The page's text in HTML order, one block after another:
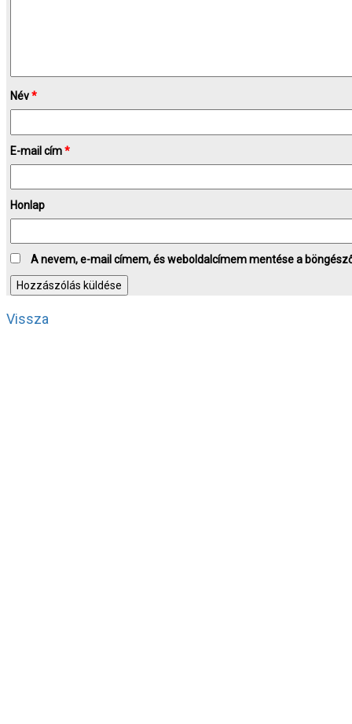
Név*
E-mail cím*
Honlap
A nevem, e-mail címem, és weboldalcímem mentése a
Vissza